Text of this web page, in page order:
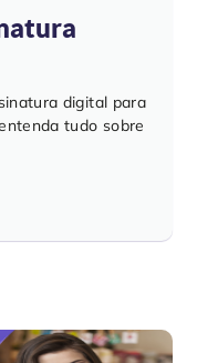
digital para
tudo sobre